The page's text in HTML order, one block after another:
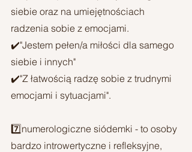
siebie oraz na umiejętnościach
radzenia sobie z emocjami.
✔️"Jestem pełen/a miłości dla samego
siebie i innych"
✔️"Z łatwością radzę sobie z trudnymi
emocjami i sytuacjami".
7️⃣numerologiczne siódemki - to osoby
bardzo introwertyczne i refleksyjne,